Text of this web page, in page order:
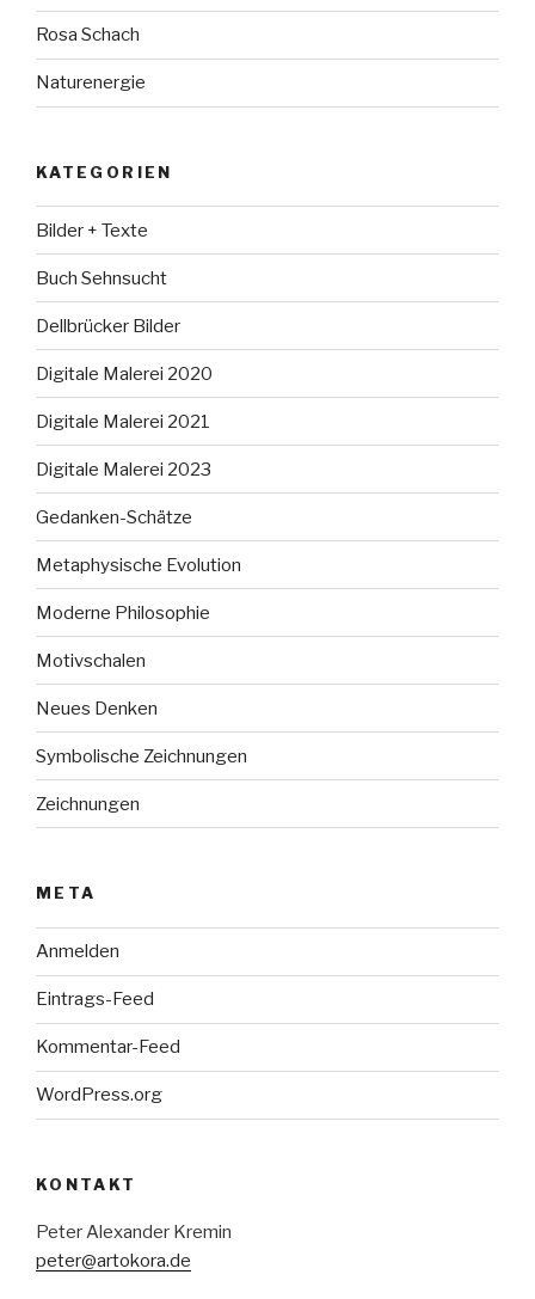
Rosa Schach
Naturenergie
KATEGORIEN
Bilder + Texte
Buch Sehnsucht
Dellbrücker Bilder
Digitale Malerei 2020
Digitale Malerei 2021
Digitale Malerei 2023
Gedanken-Schätze
Metaphysische Evolution
Moderne Philosophie
Motivschalen
Neues Denken
Symbolische Zeichnungen
Zeichnungen
META
Anmelden
Eintrags-Feed
Kommentar-Feed
WordPress.org
KONTAKT
Peter Alexander Kremin
peter@artokora.de